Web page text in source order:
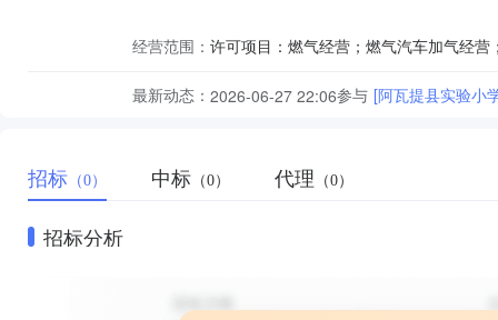
经营范围：
最新动态： 2026-06-27 22:06参与 [阿瓦提县实验小
招标 （0） 中标 （0） 代理 （0）
招标分析